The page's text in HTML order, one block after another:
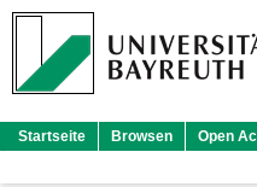
Startseite Browsen Open